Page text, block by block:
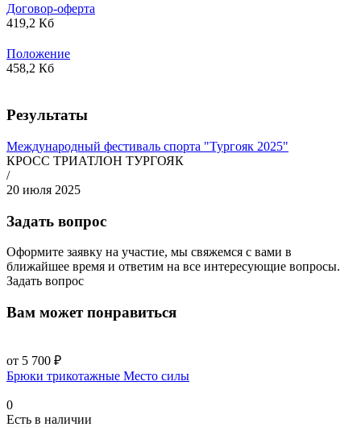
Договор-оферта
419,2 Кб
Положение
458,2 Кб
Результаты
Международный фестиваль спорта "Тургояк 2025"
КРОСС ТРИАТЛОН ТУРГОЯК
/
20 июля 2025
Задать вопрос
Оформите заявку на участие, мы свяжемся с вами в
ближайшее время и ответим на все интересующие вопросы.
Задать вопрос
Вам может понравиться
от 5 700 ₽
Брюки трикотажные Место силы
0
Есть в наличии